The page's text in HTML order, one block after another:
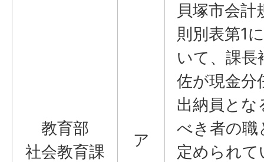
教育部
社会教育課
ア
貝塚市会計
則別表第1
いて、課長
佐が現金分
出納員とな
べき者の職
定められて